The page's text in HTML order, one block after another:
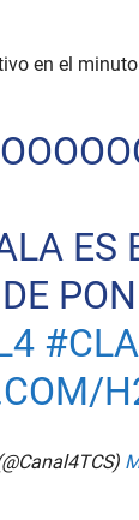
en el
ES